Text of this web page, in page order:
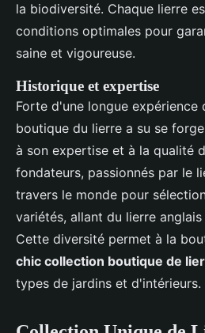
la biodiversité. Chaque lierre
conditions optimales pour
saine et vigoureuse.
Historique et expertise
Forte d'une longue expérience
boutique du lierre a su se
à son expertise et à la qualité
fondateurs, passionnés par le
travers le monde pour
variétés, allant du lierre
Cette diversité permet à la
chic collection boutique de
types de jardins et d'intérieurs.